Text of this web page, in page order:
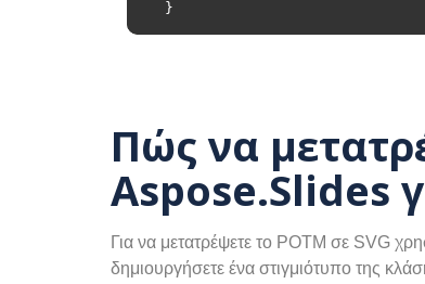
Πώς να
Aspose.Slides
Για να μετατρέψετε το POTM σε SVG
δημιουργήσετε ένα στιγμιότυπο της